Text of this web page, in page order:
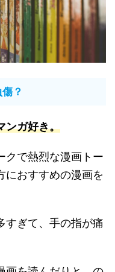
？
ンガ好き。
クで熱烈な漫画トー
におすすめの漫画を
すぎて、手の指が痛